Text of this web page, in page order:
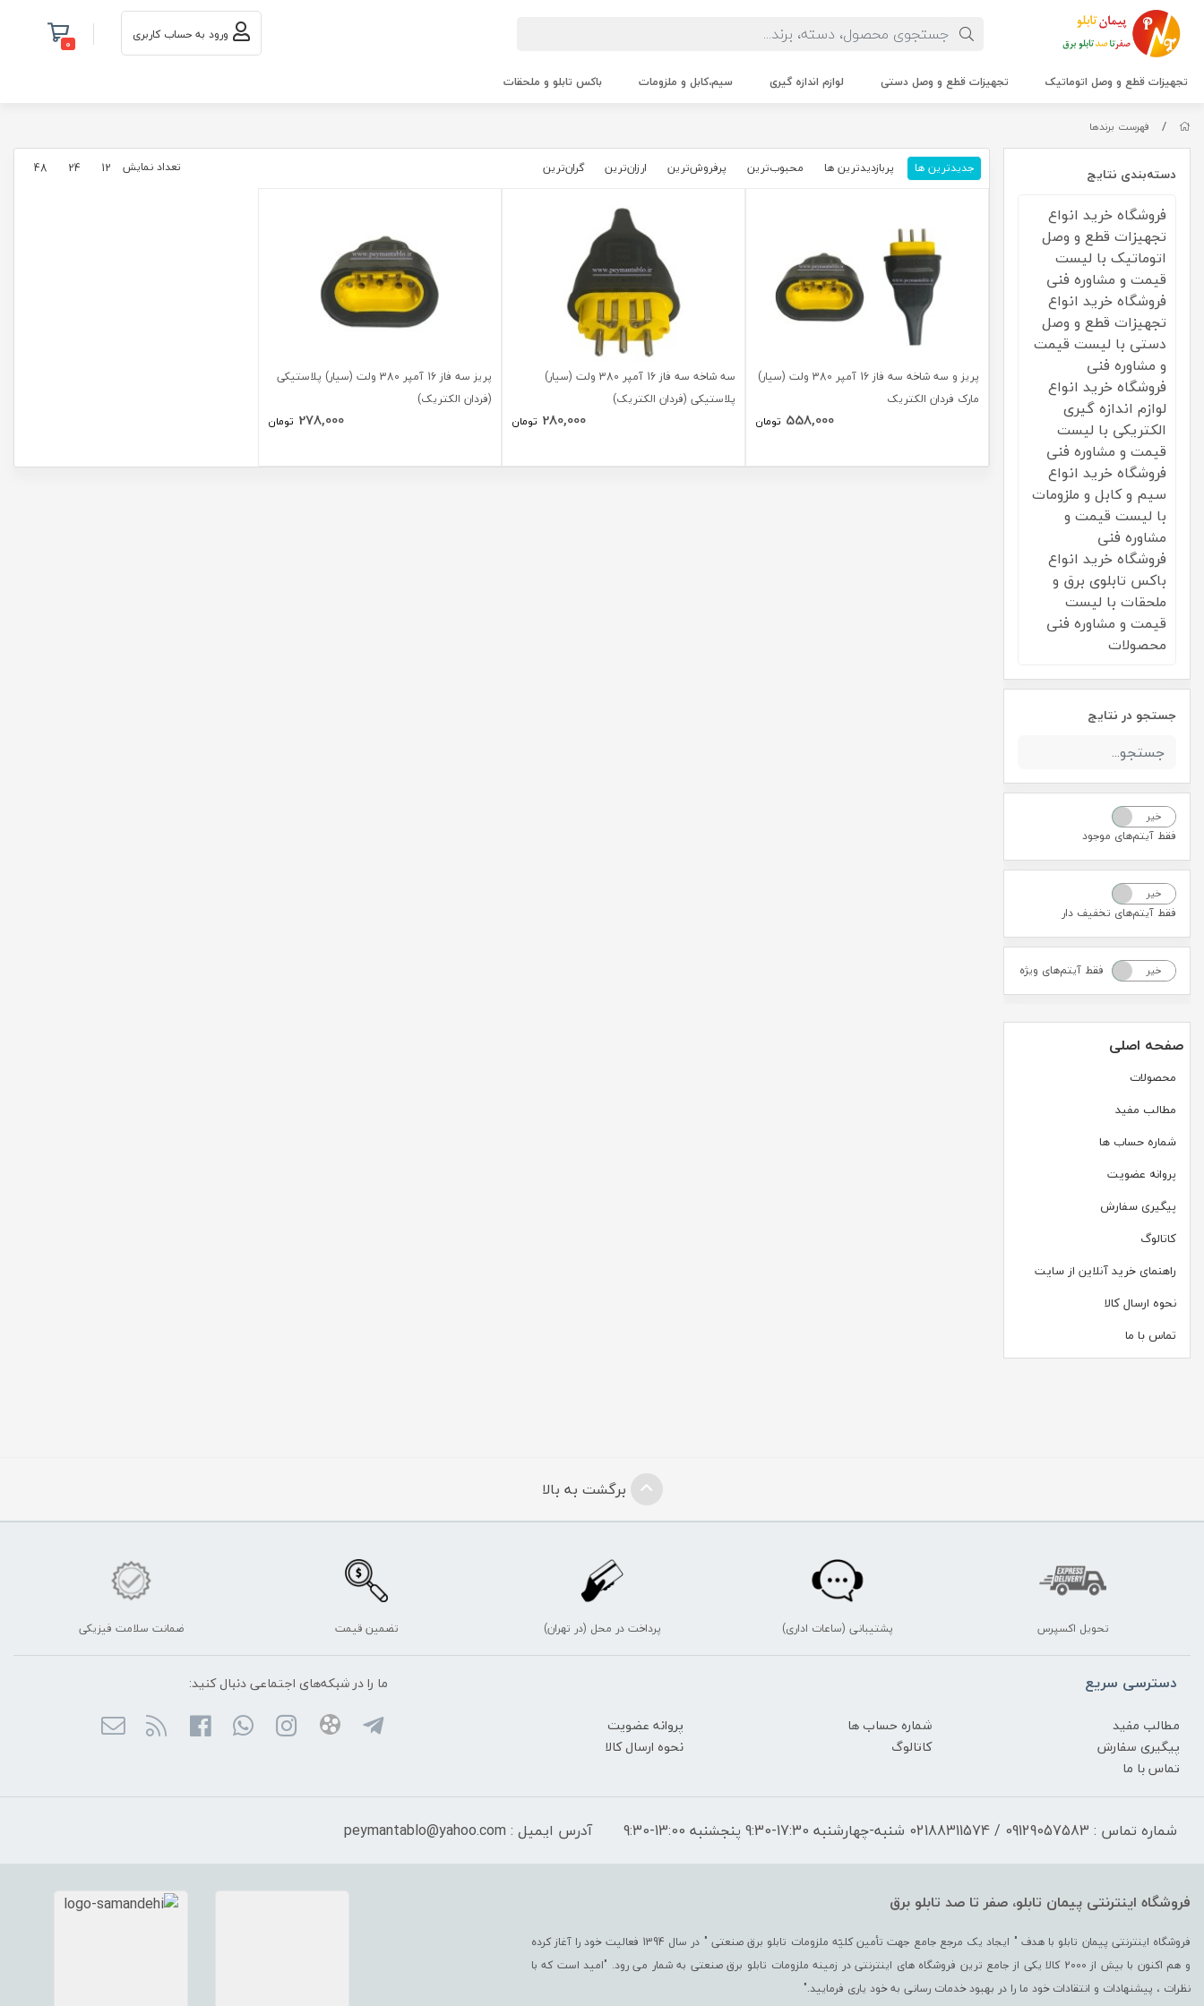
ورود به حساب کاربری 0
تجهیزات قطع و وصل اتوماتیک تجهیزات قطع و وصل دستی لوازم اندازه گیری سیم،کابل و ملزومات باکس تابلو و ملحقات
/ فهرست برندها
دسته‌بندی نتایج
فروشگاه خرید انواع
تجهیزات قطع و وصل
اتوماتیک با لیست
قیمت و مشاوره فنی
فروشگاه خرید انواع
تجهیزات قطع و وصل
دستی با لیست قیمت
و مشاوره فنی
فروشگاه خرید انواع
لوازم اندازه گیری
الکتریکی با لیست
قیمت و مشاوره فنی
فروشگاه خرید انواع
سیم و کابل و ملزومات
با لیست قیمت و
مشاوره فنی
فروشگاه خرید انواع
باکس تابلوی برق و
ملحقات با لیست
قیمت و مشاوره فنی
محصولات
جستجو در نتایج
خیر
فقط آیتم‌های موجود
خیر
فقط آیتم‌های تخفیف دار
بله خیر فقط آیتم‌های ویژه
صفحه اصلی
محصولات
مطالب مفید
شماره حساب ها
پروانه عضویت
پیگیری سفارش
کاتالوگ
راهنمای خرید آنلاین از سایت
نحوه ارسال کالا
تماس با ما
جدیدترین ها پربازدیدترین ها محبوب‌‌ترین پرفروش‌ترین ارزان‌ترین گران‌ترین تعداد نمایش 12
24
48
پریز و سه شاخه سه فاز 16 آمپر 380 ولت (سیار)
مارک فردان الکتریک
558,000 تومان
سه شاخه سه فاز 16 آمپر 380 ولت (سیار)
پلاستیکی (فردان الکتریک)
280,000 تومان
پریز سه فاز 16 آمپر 380 ولت (سیار) پلاستیکی
(فردان الکتریک)
278,000 تومان
برگشت به بالا
تحویل اکسپرس پشتیبانی (ساعات اداری) پرداخت در محل (در تهران) تضمین قیمت ضمانت سلامت فیزیکی
دسترسی سریع
مطالب مفید شماره حساب ها
پروانه عضویت
پیگیری سفارش
کاتالوگ
نحوه ارسال کالا
تماس با ما
ما را در شبکه‌های اجتماعی دنبال کنید:
شماره تماس : 09129057583 / 02188311574 شنبه-چهارشنبه 17:30-9:30 پنجشنبه 13:00-9:30 آدرس ایمیل : peymantablo@yahoo.com
فروشگاه اینترنتی پیمان تابلو، صفر تا صد تابلو برق
فروشگاه اینترنتی پیمان تابلو با هدف " ایجاد یک مرجع جامع جهت تأمین کلیّه ملزومات تابلو برق صنعتی " در سال 1394 فعالیت خود را آغاز کرده
و هم اکنون با بیش از 2000 کالا یکی از جامع ترین فروشگاه های اینترنتی در زمینه ملزومات تابلو برق صنعتی به شمار می رود. "امید است که با
نظرات ، پیشنهادات و انتقادات خود ما را در بهبود خدمات رسانی به خود یاری فرمایید."